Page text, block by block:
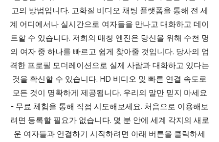
고의 방법입니다. 고화질 비디오 채팅 플랫폼을 통해 전 세
계 어디에서나 실시간으로 여자들을 만나고 대화하고 데이
트할 수 있습니다. 저희의 매칭 엔진은 당신을 위해 수천 명
의 여자 중 하나를 빠르고 쉽게 찾아줄 것입니다. 당사의 엄
격한 프로필 모더레이션으로 실제 사람과 대화하고 있다는
것을 확신할 수 있습니다. HD 비디오 및 빠른 연결 속도로
모든 것이 명확하게 제공됩니다. 우리의 말만 믿지 마세요
- 무료 체험을 통해 직접 시도해보세요. 처음으로 이용해보
려면 등록할 필요가 없습니다. 몇 분 안에 세계 각지의 새로
운 여자들과 연결하기 시작하려면 아래 버튼을 클릭하세